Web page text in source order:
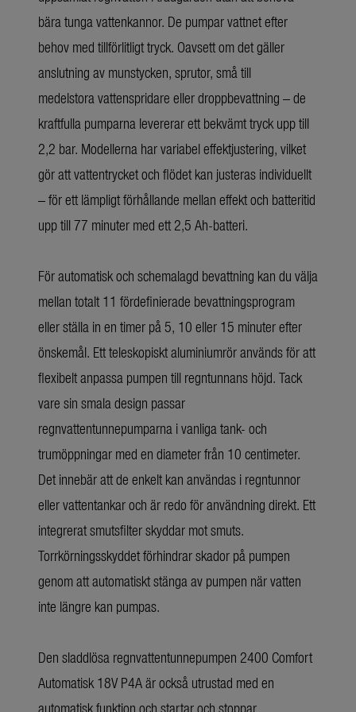
bära tunga vattenkannor. De pumpar vattnet efter
behov med tillförlitligt tryck. Oavsett om det gäller
anslutning av munstycken, sprutor, små till
medelstora vattenspridare eller droppbevattning – de
kraftfulla pumparna levererar ett bekvämt tryck upp till
2,2 bar. Modellerna har variabel effektjustering, vilket
gör att vattentrycket och flödet kan justeras individuellt
– för ett lämpligt förhållande mellan effekt och batteritid
upp till 77 minuter med ett 2,5 Ah-batteri.
För automatisk och schemalagd bevattning kan du välja
mellan totalt 11 fördefinierade bevattningsprogram
eller ställa in en timer på 5, 10 eller 15 minuter efter
önskemål. Ett teleskopiskt aluminiumrör används för att
flexibelt anpassa pumpen till regntunnans höjd. Tack
vare sin smala design passar
regnvattentunnepumparna i vanliga tank- och
trumöppningar med en diameter från 10 centimeter.
Det innebär att de enkelt kan användas i regntunnor
eller vattentankar och är redo för användning direkt. Ett
integrerat smutsfilter skyddar mot smuts.
Torrkörningsskyddet förhindrar skador på pumpen
genom att automatiskt stänga av pumpen när vatten
inte längre kan pumpas.
Den sladdlösa regnvattentunnepumpen 2400 Comfort
Automatisk 18V P4A är också utrustad med en
automatisk funktion och startar och stoppar